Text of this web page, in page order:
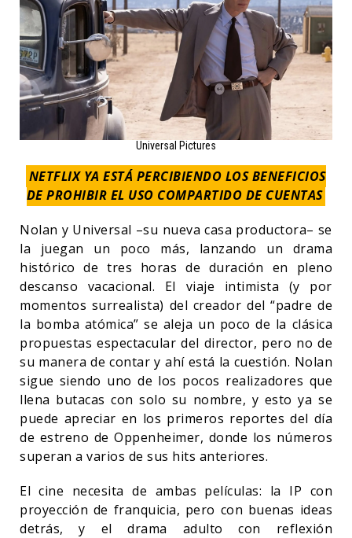
Universal Pictures
NETFLIX YA ESTÁ PERCIBIENDO LOS BENEFICIOS
DE PROHIBIR EL USO COMPARTIDO DE CUENTAS
Nolan y Universal –su nueva casa productora– se
la juegan un poco más, lanzando un drama
histórico de tres horas de duración en pleno
descanso vacacional. El viaje intimista (y por
momentos surrealista) del creador del “padre de
la bomba atómica” se aleja un poco de la clásica
propuestas espectacular del director, pero no de
su manera de contar y ahí está la cuestión. Nolan
sigue siendo uno de los pocos realizadores que
llena butacas con solo su nombre, y esto ya se
puede apreciar en los primeros reportes del día
de estreno de Oppenheimer, donde los números
superan a varios de sus hits anteriores.
El cine necesita de ambas películas: la IP con
proyección de franquicia, pero con buenas ideas
detrás, y el drama adulto con reflexión